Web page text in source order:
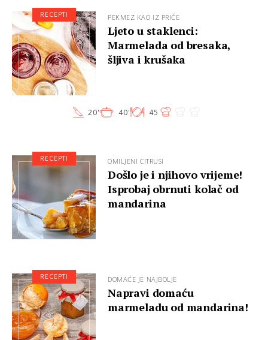
PEKMEZ KAO IZ PRIČE
Ljeto u staklenci:
Marmelada od bresaka,
šljiva i krušaka
20' 40' 45
RECEPTI
OMILJENI CITRUSI
Došlo je i njihovo vrijeme!
Isprobaj obrnuti kolač od
mandarina
RECEPTI
DOMAĆE JE NAJBOLJE
Napravi domaću
marmeladu od mandarina!
RECEPTI